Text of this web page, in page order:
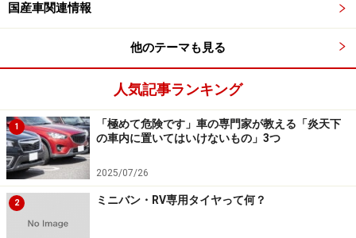
国内累計販売台数500万台達成を記念して発売された特別色
も「コフレピンクパールメタリック」などポップな色合いの
装備内容も揃っている
乗っても甲乙付けがたし。従来型ミラ イースはアルトよ
り80kg程度重かったため、常時大柄な成人を一人乗せて
いるようなものだった。当然ながら加速や燃費に悪い影
国産車関連情報
他のテーマも見る
人気記事ランキング
1
「極めて危険です」車の専門家が教える「炎天下
の車内に置いてはいけないもの」3つ
2025/07/26
2 ミニバン・RV専用タイヤって何？